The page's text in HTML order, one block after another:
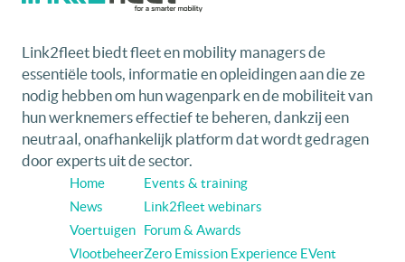
Link2fleet biedt fleet en mobility managers de
essentiële tools, informatie en opleidingen aan die ze
nodig hebben om hun wagenpark en de mobiliteit van
hun werknemers effectief te beheren, dankzij een
neutraal, onafhankelijk platform dat wordt gedragen
door experts uit de sector.
Home
News
Voertuigen
Vlootbeheer
Events & training
Link2fleet webinars
Forum & Awards
Zero Emission Experience EVent